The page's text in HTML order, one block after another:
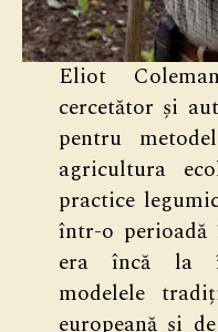
Eliot
cercetător și
pentru
agricultura
practice
într-o perioadă
era încă la
modelele
europeană și